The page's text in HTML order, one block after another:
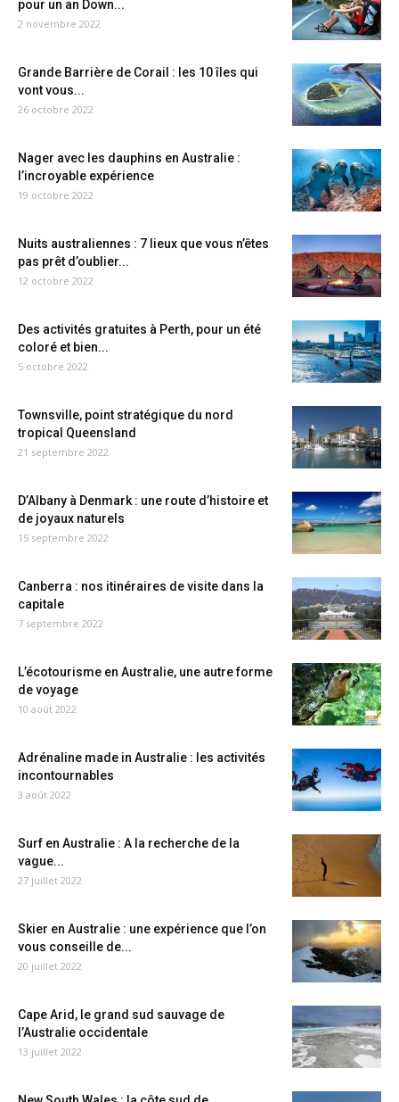
pour un an Down...
2 novembre 2022
Grande Barrière de Corail : les 10 îles qui
vont vous...
26 octobre 2022
Nager avec les dauphins en Australie :
l’incroyable expérience
19 octobre 2022
Nuits australiennes : 7 lieux que vous n’êtes
pas prêt d’oublier...
12 octobre 2022
Des activités gratuites à Perth, pour un été
coloré et bien...
5 octobre 2022
Townsville, point stratégique du nord
tropical Queensland
21 septembre 2022
D’Albany à Denmark : une route d’histoire et
de joyaux naturels
15 septembre 2022
Canberra : nos itinéraires de visite dans la
capitale
7 septembre 2022
L’écotourisme en Australie, une autre forme
de voyage
10 août 2022
Adrénaline made in Australie : les activités
incontournables
3 août 2022
Surf en Australie : A la recherche de la
vague...
27 juillet 2022
Skier en Australie : une expérience que l’on
vous conseille de...
20 juillet 2022
Cape Arid, le grand sud sauvage de
l’Australie occidentale
13 juillet 2022